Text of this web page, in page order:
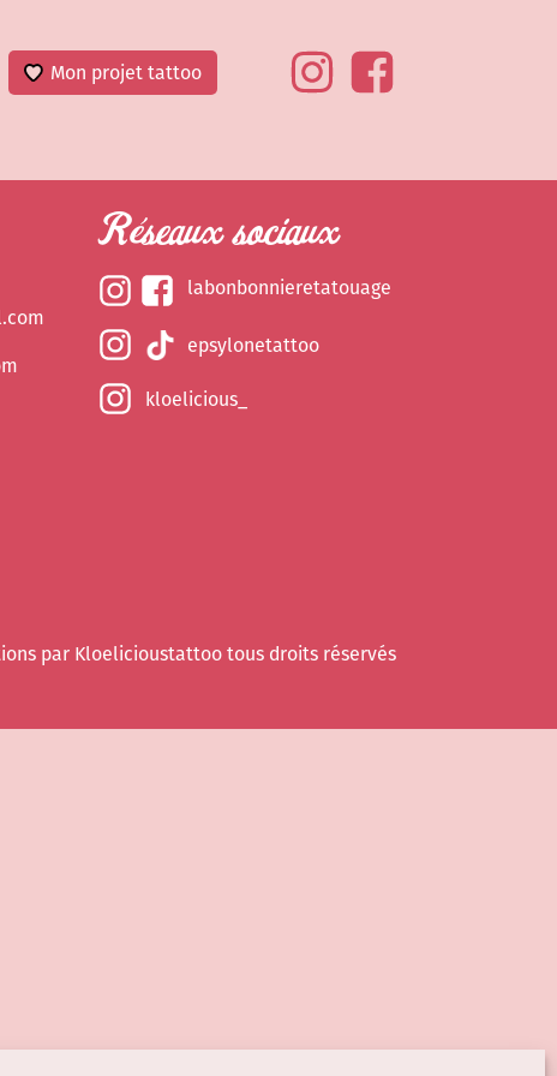
Mon projet tattoo
Réseaux sociaux
labonbonnieretatouage
epsylonetattoo
kloelicious_
par Kloelicioustattoo tous droits réservés